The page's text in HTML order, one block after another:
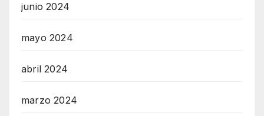
junio 2024
mayo 2024
abril 2024
marzo 2024